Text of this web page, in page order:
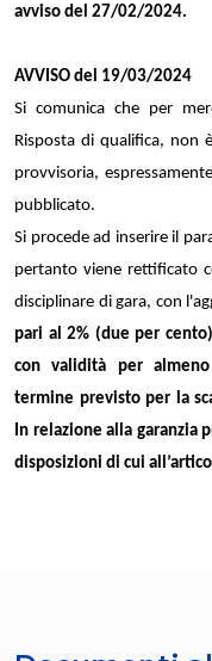
avviso del 27/02/2024.
AVVISO del 19/03/2024
Si comunica che per
Risposta di qualifica, non
provvisoria,
pubblicato.
Si procede ad inserire il
pertanto viene rettificato
disciplinare di gara, con
pari al 2% (due per
con validità per
termine previsto per la
In relazione alla garanzia
disposizioni di cui